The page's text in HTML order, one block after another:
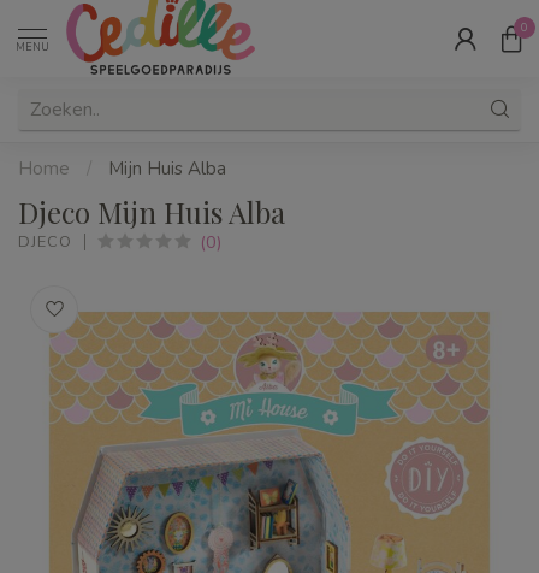
MENU
0
Home / Mijn Huis Alba
Djeco Mijn Huis Alba
DJECO (0)